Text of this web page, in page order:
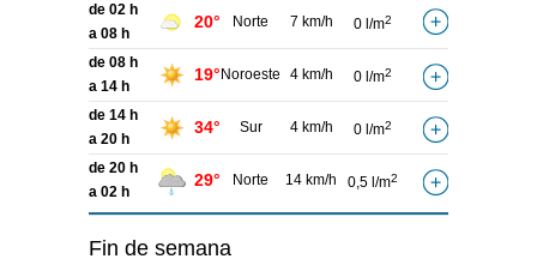
de 02 h
a 08 h
20° Norte 7 km/h 0 l/m2
de 08 h
a 14 h
19° Noroeste 4 km/h 0 l/m2
de 14 h
a 20 h
34° Sur 4 km/h 0 l/m2
de 20 h
a 02 h
29° Norte 14 km/h 0,5 l/m2
Fin de semana